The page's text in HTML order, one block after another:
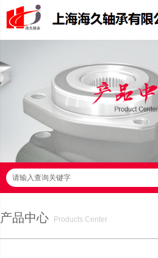
请输入查询关键字
产品中心
Products Center